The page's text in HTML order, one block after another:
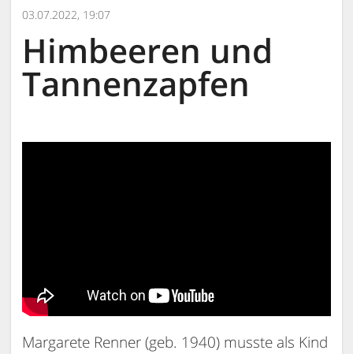
03.07.2022, 19:07
Himbeeren und
Tannenzapfen
Margarete Renner (geb. 1940) musste als Kind